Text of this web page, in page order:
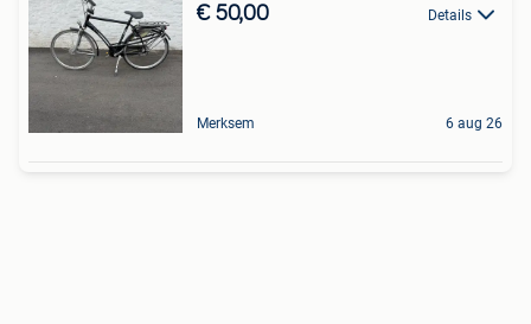
€ 50,00 Details
Merksem 6 aug 26